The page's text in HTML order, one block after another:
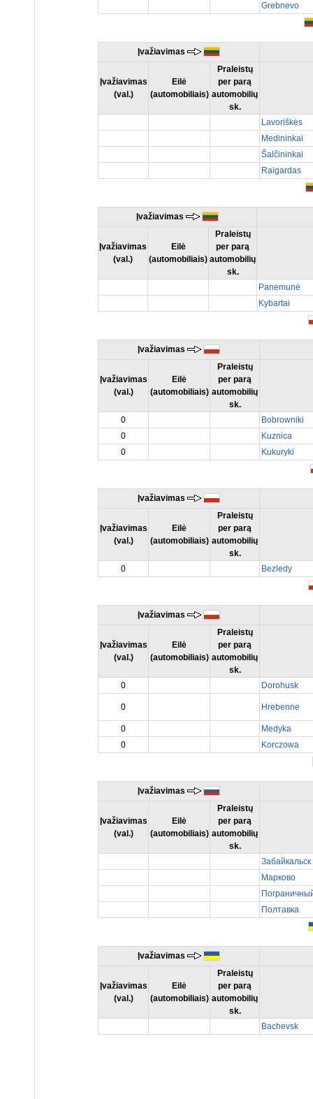
Grebnevo
Įvažiavimas
Įvažiavimas
(val.)
Eilė
(automobiliais)
Praleistų
per parą
automobilių
sk.
Lavoriškės
Medininkai
Šalčininkai
Raigardas
Įvažiavimas
Įvažiavimas
(val.)
Eilė
(automobiliais)
Praleistų
per parą
automobilių
sk.
Panemunė
Kybartai
Įvažiavimas
Įvažiavimas
(val.)
Eilė
(automobiliais)
Praleistų
per parą
automobilių
sk.
0
Bobrowniki
0
Kuznica
0
Kukuryki
Įvažiavimas
Įvažiavimas
(val.)
Eilė
(automobiliais)
Praleistų
per parą
automobilių
sk.
0
Bezledy
Įvažiavimas
Įvažiavimas
(val.)
Eilė
(automobiliais)
Praleistų
per parą
automobilių
sk.
0
Dorohusk
0 Hrebenne
0
Medyka
0
Korczowa
Įvažiavimas
Įvažiavimas
(val.)
Eilė
(automobiliais)
Praleistų
per parą
automobilių
sk.
Забайкальск
Марково
Полтавка
Įvažiavimas
Įvažiavimas
(val.)
Eilė
(automobiliais)
Praleistų
per parą
automobilių
sk.
Bachevsk